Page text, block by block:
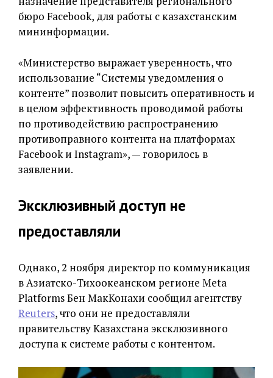
бюро Facebook, для работы с казахстанским
мининформации.
«Министерство выражает уверенность, что
использование “Системы уведомления о
контенте” позволит повысить оперативность и
в целом эффективность проводимой работы
по противодействию распространению
противоправного контента на платформах
Facebook и Instagram», — говорилось в
заявлении.
Эксклюзивный доступ не
предоставляли
Однако, 2 ноября директор по коммуникация
в Азиатско-Тихоокеанском регионе Meta
Platforms Бен МакКонахи сообщил агентству
Reuters, что они не предоставляли
правительству Казахстана эксклюзивного
доступа к системе работы с контентом.